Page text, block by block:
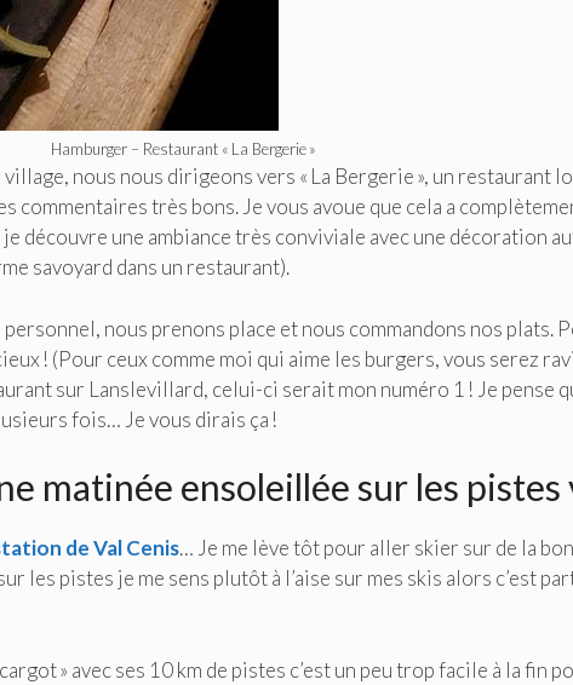
Hamburger – Restaurant « La Bergerie »
nous nous dirigeons vers « La Bergerie », un restaurant
commentaires très bons. Je vous avoue que cela a
découvre une ambiance très conviviale avec une décoration
savoyard dans un restaurant).
nous prenons place et nous commandons nos plats.
! (Pour ceux comme moi qui aime les burgers, vous serez
sur Lanslevillard, celui-ci serait mon numéro 1 ! Je pense
fois… Je vous dirais ça !
matinée ensoleillée sur les pistes
de Val Cenis… Je me lève tôt pour aller skier sur de la
les pistes je me sens plutôt à l’aise sur mes skis alors c’est
» avec ses 10 km de pistes c’est un peu trop facile à la fin